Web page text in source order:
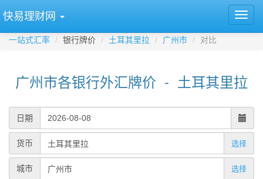
快易理财网
一站式汇率 银行牌价 土耳其里拉 广州市 对比
广州市各银行外汇牌价 - 土耳其里拉
日期
货币 选择
城市 选择